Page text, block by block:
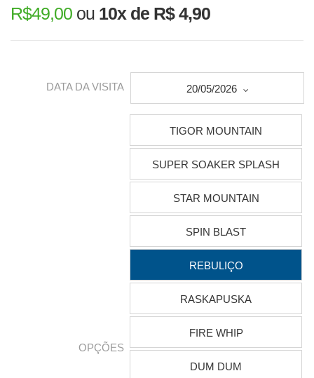
R$49,00 ou 10x de R$ 4,90
DATA DA VISITA 20/05/2026
OPÇÕES
TIGOR MOUNTAIN
SUPER SOAKER SPLASH
STAR MOUNTAIN
SPIN BLAST
REBULIÇO
RASKAPUSKA
FIRE WHIP
DUM DUM